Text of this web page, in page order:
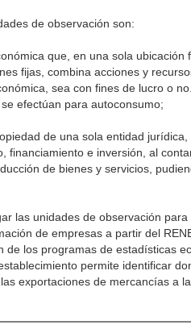
de observación son:
que, en una sola
fijas, combina acciones y
sea con fines de lucro o
efectúan para autoconsumo;
de una sola entidad
financiamiento e inversión, al
de bienes y servicios,
las unidades de observación
de empresas a partir del
de los programas de estadísticas
permite identificar
exportaciones de mercancías a